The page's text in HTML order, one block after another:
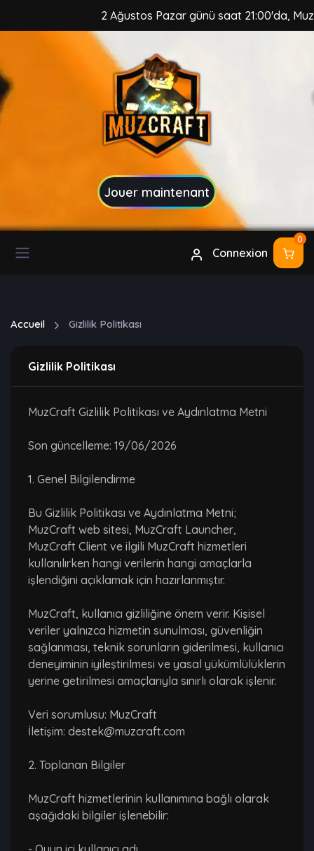
2 Ağustos Pazar günü saat 21:00'da,
Jouer maintenant
Connexion
0
Accueil Gizlilik Politikası
Gizlilik Politikası
MuzCraft Gizlilik Politikası ve Aydınlatma Metni
Son güncelleme: 19/06/2026
1. Genel Bilgilendirme
Bu Gizlilik Politikası ve Aydınlatma Metni;
MuzCraft web sitesi, MuzCraft Launcher,
MuzCraft Client ve ilgili MuzCraft hizmetleri
kullanılırken hangi verilerin hangi amaçlarla
işlendiğini açıklamak için hazırlanmıştır.
MuzCraft, kullanıcı gizliliğine önem verir. Kişisel
veriler yalnızca hizmetin sunulması, güvenliğin
sağlanması, teknik sorunların giderilmesi, kullanıcı
deneyiminin iyileştirilmesi ve yasal yükümlülüklerin
yerine getirilmesi amaçlarıyla sınırlı olarak işlenir.
Veri sorumlusu: MuzCraft
İletişim: destek@muzcraft.com
2. Toplanan Bilgiler
MuzCraft hizmetlerinin kullanımına bağlı olarak
aşağıdaki bilgiler işlenebilir: